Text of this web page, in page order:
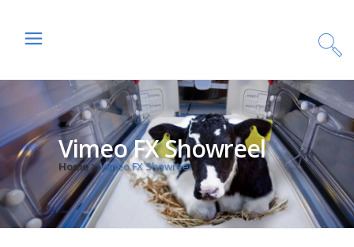
Vimeo FX Showreel
Home>Vimeo FX Showreel